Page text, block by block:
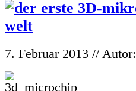
7. Februar 2013 // Autor: